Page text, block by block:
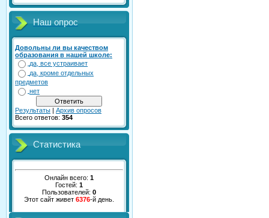
Наш опрос
Довольны ли вы качеством
образования в нашей школе:
да, все устраивает
да, кроме отдельных
предметов
нет
Результаты | Архив опросов
Всего ответов: 354
Статистика
Онлайн всего: 1
Гостей: 1
Пользователей: 0
Этот сайт живет 6376-й день.